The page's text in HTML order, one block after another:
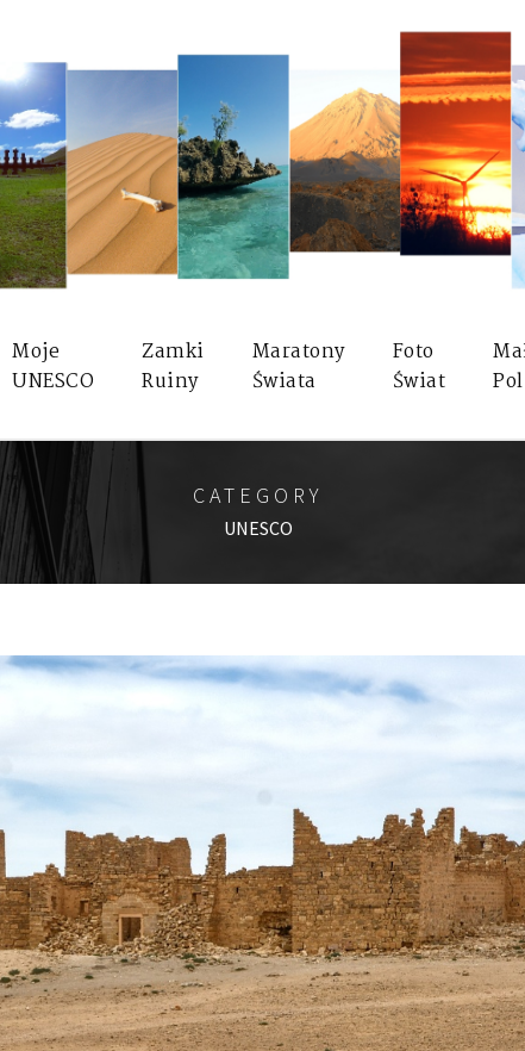
Moje
UNESCO
Zamki
Ruiny
Maratony
Świata
Foto
Świat
CATEGORY
UNESCO